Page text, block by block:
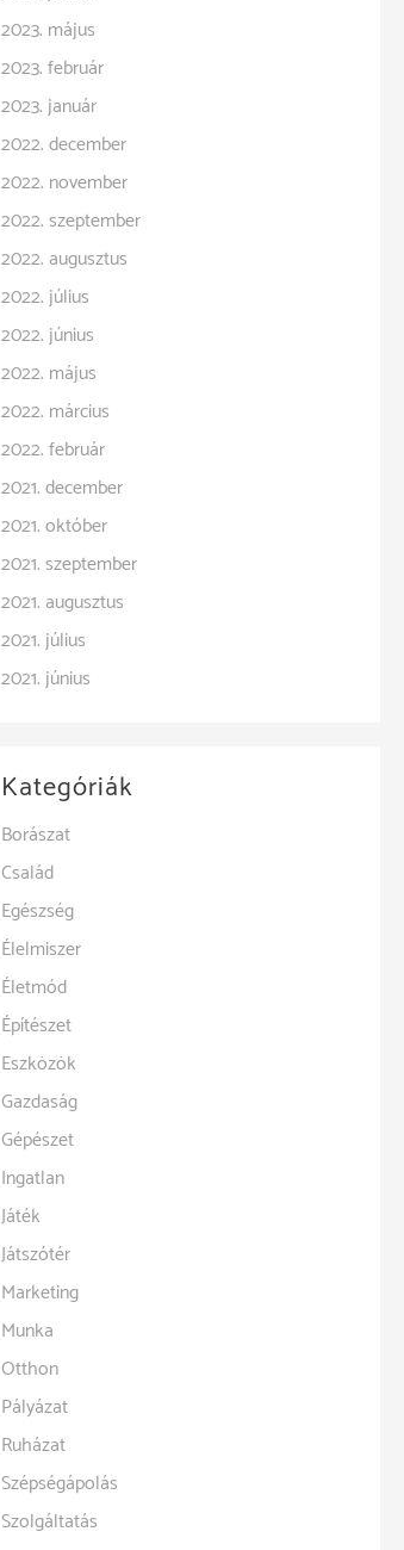
2023. május
2023. február
2023. január
2022. december
2022. november
2022. szeptember
2022. augusztus
2022. július
2022. június
2022. május
2022. március
2022. február
2021. december
2021. október
2021. szeptember
2021. augusztus
2021. július
2021. június
Kategóriák
Borászat
Család
Egészség
Élelmiszer
Életmód
Építészet
Eszközök
Gazdaság
Gépészet
Ingatlan
Játék
Játszótér
Marketing
Munka
Otthon
Pályázat
Ruházat
Szépségápolás
Szolgáltatás